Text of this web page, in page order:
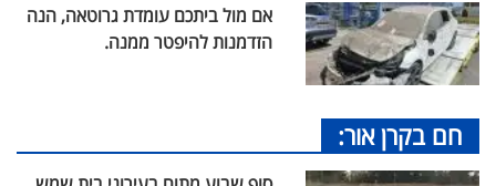
אם מול ביתכם עומדת גרוטאה, הנה
הזדמנות להיפטר ממנה.
חם בקרן אור: